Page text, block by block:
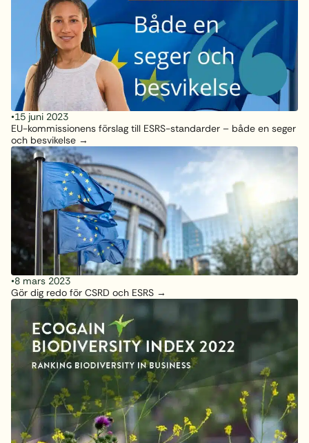
•15 juni 2023
EU-kommissionens förslag till ESRS-standarder – både en seger
och besvikelse
•8 mars 2023
Gör dig redo för CSRD och ESRS